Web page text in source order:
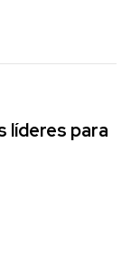
líderes para